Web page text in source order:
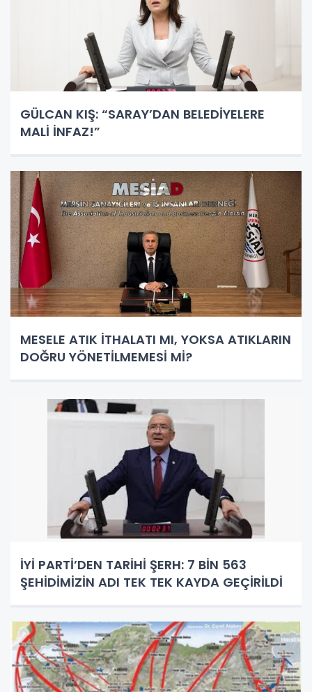
GÜLCAN KIŞ: “SARAY’DAN BELEDİYELERE
MALİ İNFAZ!”
MESELE ATIK İTHALATI MI, YOKSA ATIKLARIN
DOĞRU YÖNETİLMEMESİ Mİ?
İYİ PARTİ’DEN TARİHİ ŞERH: 7 BİN 563
ŞEHİDİMİZİN ADI TEK TEK KAYDA GEÇİRİLDİ